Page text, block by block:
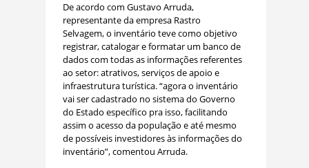
De acordo com Gustavo Arruda,
representante da empresa Rastro
Selvagem, o inventário teve como objetivo
registrar, catalogar e formatar um banco de
dados com todas as informações referentes
ao setor: atrativos, serviços de apoio e
infraestrutura turística. “agora o inventário
vai ser cadastrado no sistema do Governo
do Estado específico pra isso, facilitando
assim o acesso da população e até mesmo
de possíveis investidores às informações do
inventário”, comentou Arruda.